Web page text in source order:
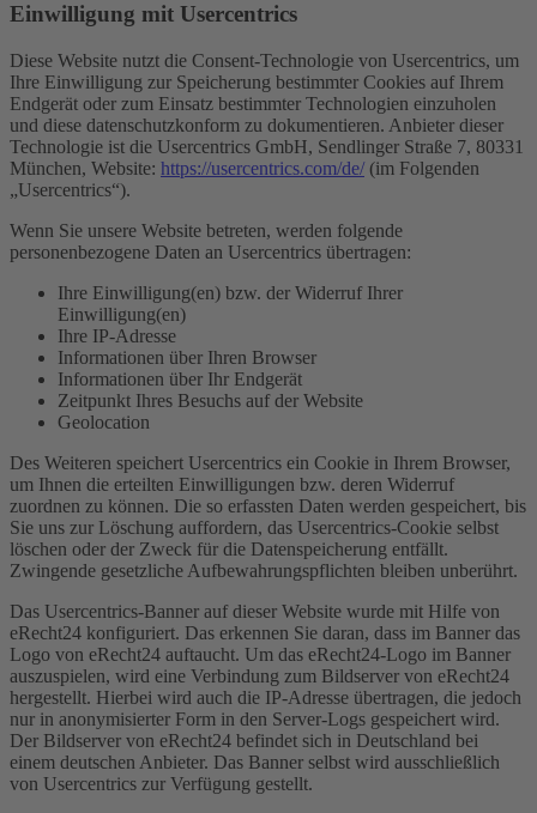
Einwilligung mit Usercentrics
Diese Website nutzt die Consent-Technologie von Usercentrics, um
Ihre Einwilligung zur Speicherung bestimmter Cookies auf Ihrem
Endgerät oder zum Einsatz bestimmter Technologien einzuholen
und diese datenschutzkonform zu dokumentieren. Anbieter dieser
Technologie ist die Usercentrics GmbH, Sendlinger Straße 7, 80331
München, Website: https://usercentrics.com/de/ (im Folgenden
„Usercentrics“).
Wenn Sie unsere Website betreten, werden folgende
personenbezogene Daten an Usercentrics übertragen:
Ihre Einwilligung(en) bzw. der Widerruf Ihrer
Einwilligung(en)
Ihre IP-Adresse
Informationen über Ihren Browser
Informationen über Ihr Endgerät
Zeitpunkt Ihres Besuchs auf der Website
Geolocation
Des Weiteren speichert Usercentrics ein Cookie in Ihrem Browser,
um Ihnen die erteilten Einwilligungen bzw. deren Widerruf
zuordnen zu können. Die so erfassten Daten werden gespeichert, bis
Sie uns zur Löschung auffordern, das Usercentrics-Cookie selbst
löschen oder der Zweck für die Datenspeicherung entfällt.
Zwingende gesetzliche Aufbewahrungspflichten bleiben unberührt.
Das Usercentrics-Banner auf dieser Website wurde mit Hilfe von
eRecht24 konfiguriert. Das erkennen Sie daran, dass im Banner das
Logo von eRecht24 auftaucht. Um das eRecht24-Logo im Banner
auszuspielen, wird eine Verbindung zum Bildserver von eRecht24
hergestellt. Hierbei wird auch die IP-Adresse übertragen, die jedoch
nur in anonymisierter Form in den Server-Logs gespeichert wird.
Der Bildserver von eRecht24 befindet sich in Deutschland bei
einem deutschen Anbieter. Das Banner selbst wird ausschließlich
von Usercentrics zur Verfügung gestellt.